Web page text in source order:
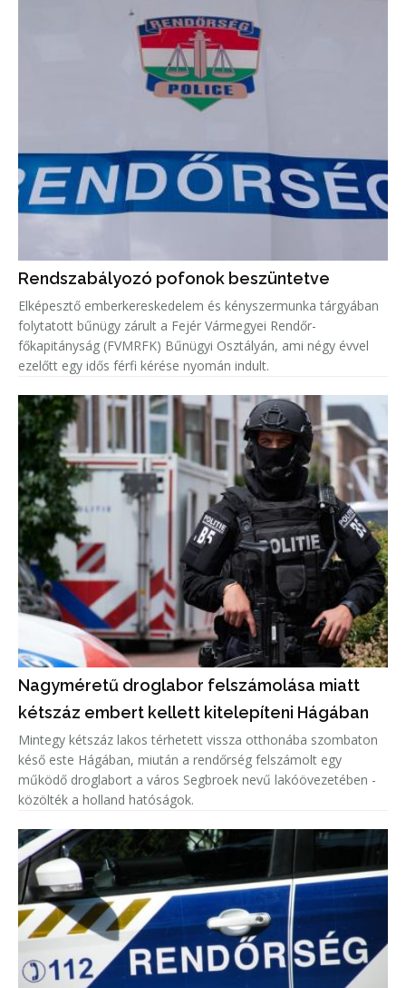
Rendszabályozó pofonok beszüntetve
Elképesztő emberkereskedelem és kényszermunka tárgyában
folytatott bűnügy zárult a Fejér Vármegyei Rendőr-
főkapitányság (FVMRFK) Bűnügyi Osztályán, ami négy évvel
ezelőtt egy idős férfi kérése nyomán indult.
Nagyméretű droglabor felszámolása miatt
kétszáz embert kellett kitelepíteni Hágában
Mintegy kétszáz lakos térhetett vissza otthonába szombaton
késő este Hágában, miután a rendőrség felszámolt egy
működő droglabort a város Segbroek nevű lakóövezetében -
közölték a holland hatóságok.